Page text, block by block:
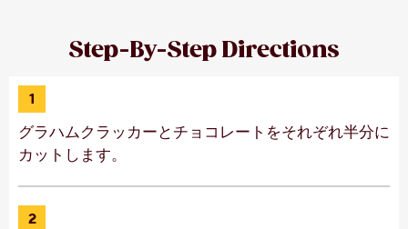
Step-By-Step Directions
1
グラハムクラッカーとチョコレートをそれぞれ半分に
カットします。
2